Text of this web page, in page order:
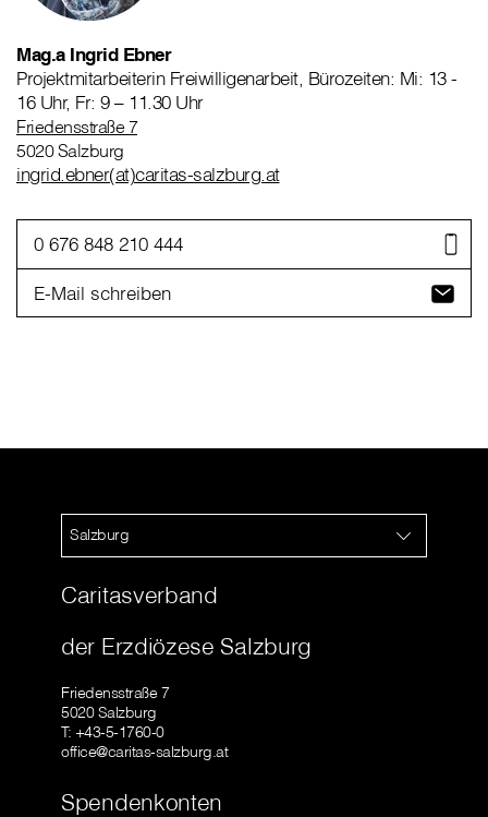
Mag.a Ingrid Ebner
Projektmitarbeiterin Freiwilligenarbeit, Bürozeiten: Mi: 13 -
16 Uhr, Fr: 9 – 11.30 Uhr
Friedensstraße 7
5020 Salzburg
ingrid.ebner(at)caritas-salzburg.at
0 676 848 210 444
E-Mail schreiben
Salzburg
Caritasverband
der Erzdiözese Salzburg
Friedensstraße 7
5020 Salzburg
T: +43-5-1760-0
office@caritas-salzburg.at
Spendenkonten